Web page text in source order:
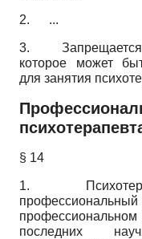
2. ...
3. Запрещается
которое может
для занятия
§ 14
1.
последних